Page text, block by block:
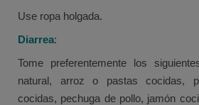
Use ropa holgada.
Diarrea:
Tome preferentemente los
natural, arroz o pastas cocidas,
cocidas, pechuga de pollo, jamón